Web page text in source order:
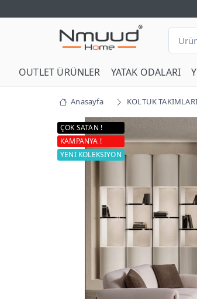
OUTLET ÜRÜNLER YATAK ODALARI
Anasayfa KOLTUK TAKIMLARI
ÇOK SATAN !
KAMPANYA !
YENİ KOLEKSİYON